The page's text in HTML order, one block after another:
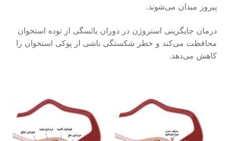
پیروز میدان می‌شوند.
درمان جایگزینی استروژن در دوران یائسگی از توده استخوان
محافظت می‌کند و خطر شکستگی ناشی از پوکی استخوان را
کاهش می‌دهد.